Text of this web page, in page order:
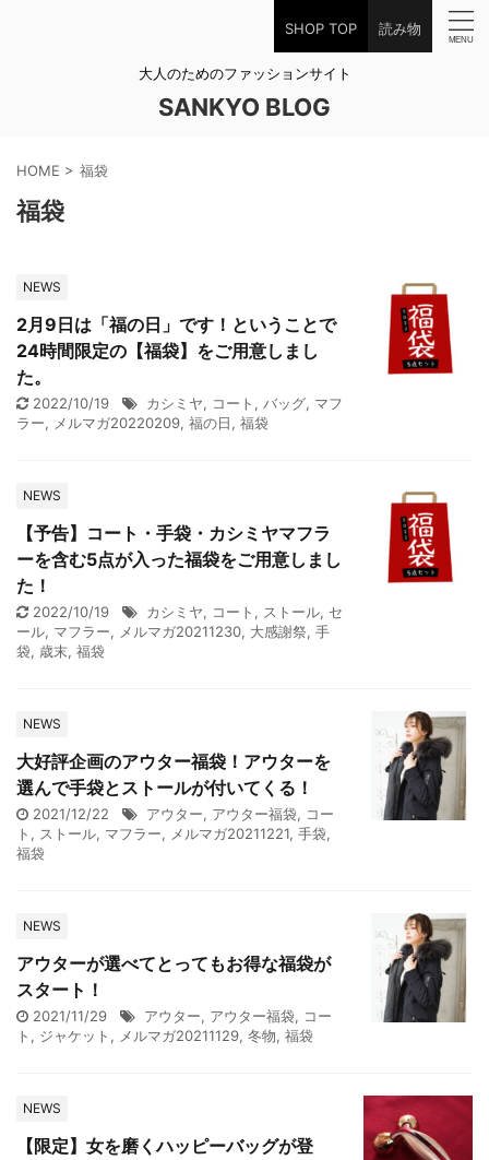
SHOP TOP 読み物
大人のためのファッションサイト
SANKYO BLOG
HOME > 福袋
福袋
NEWS
2月9日は「福の日」です！ということで
24時間限定の【福袋】をご用意しまし
た。
2022/10/19 カシミヤ, コート , バッグ, マフ
ラー, メルマガ20220209, 福の日, 福袋
NEWS
【予告】コート・手袋・カシミヤマフラ
ーを含む5点が入った福袋をご用意しまし
た！
2022/10/19 カシミヤ, コート , ストール, セ
ール, マフラー, メルマガ20211230, 大感謝祭, 手
袋, 歳末, 福袋
NEWS
大好評企画のアウター福袋！アウターを
選んで手袋とストールが付いてくる！
2021/12/22 アウター, アウター福袋, コー
ト , ストール, マフラー, メルマガ20211221, 手袋,
福袋
NEWS
アウターが選べてとってもお得な福袋が
スタート！
2021/11/29 アウター, アウター福袋, コー
ト , ジャケット , メルマガ20211129, 冬物, 福袋
NEWS
【限定】女を磨くハッピーバッグが登